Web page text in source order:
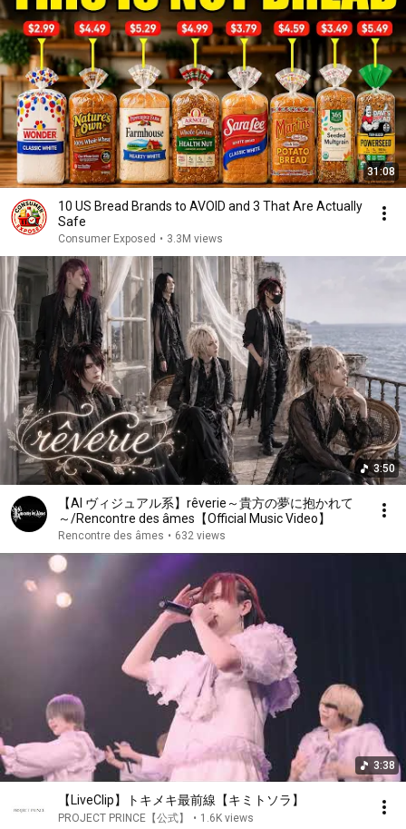
31:08
10 US Bread Brands to AVOID and 3 That Are Actually
Safe
Consumer Exposed • 3.3M views
3:50
【AI ヴィジュアル系】rêverie～貴方の夢に抱かれて
～/Rencontre des âmes【Official Music Video】
Rencontre des âmes • 632 views
3:38
【LiveClip】トキメキ最前線【キミトソラ】
PROJECT PRINCE【公式】 • 1.6K views